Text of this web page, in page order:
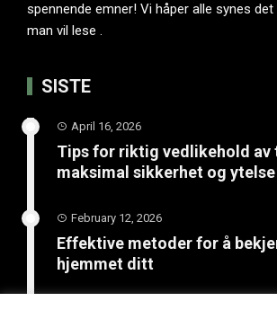
spennende emner! Vi håper alle synes
man vil lese .
SISTE
April 16, 2026
Tips for riktig vedlikehold av
maksimal sikkerhet og ytelse
February 12, 2026
Effektive metoder for å
hjemmet ditt